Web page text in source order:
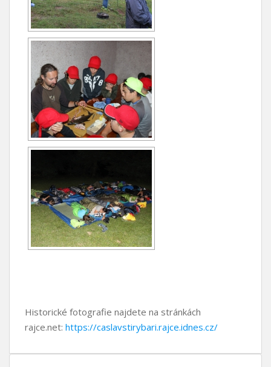
Historické fotografie najdete na stránkách
rajce.net: https://caslavstirybari.rajce.idnes.cz/